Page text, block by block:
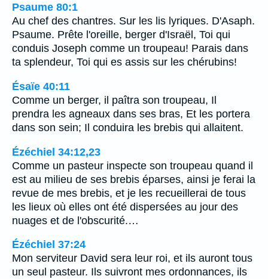
Psaume 80:1
Au chef des chantres. Sur les lis lyriques. D'Asaph.
Psaume. Prête l'oreille, berger d'Israël, Toi qui
conduis Joseph comme un troupeau! Parais dans
ta splendeur, Toi qui es assis sur les chérubins!
Ésaïe 40:11
Comme un berger, il paîtra son troupeau, Il
prendra les agneaux dans ses bras, Et les portera
dans son sein; Il conduira les brebis qui allaitent.
Ézéchiel 34:12,23
Comme un pasteur inspecte son troupeau quand il
est au milieu de ses brebis éparses, ainsi je ferai la
revue de mes brebis, et je les recueillerai de tous
les lieux où elles ont été dispersées au jour des
nuages et de l'obscurité.…
Ézéchiel 37:24
Mon serviteur David sera leur roi, et ils auront tous
un seul pasteur. Ils suivront mes ordonnances, ils